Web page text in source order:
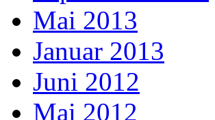
Mai 2013
Januar 2013
Juni 2012
Mai 2012